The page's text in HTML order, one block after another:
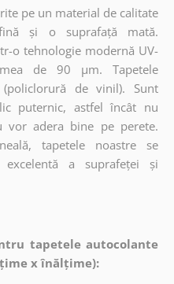
pe un material de calitate
și o suprafață mată.
o tehnologie modernă UV-
de 90 µm. Tapetele
de vinil). Sunt
puternic, astfel încât nu
adera bine pe perete.
tapetele noastre se
excelentă a suprafeței și
tapetele autocolante
x înălțime):